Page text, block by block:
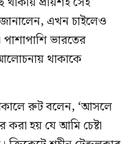
জানালেন, এখন চাইলেও
পাশাপাশি ভারতের
থাকাকে
রুট বলেন, ‘আসলে
হয় যে আমি চেষ্টা